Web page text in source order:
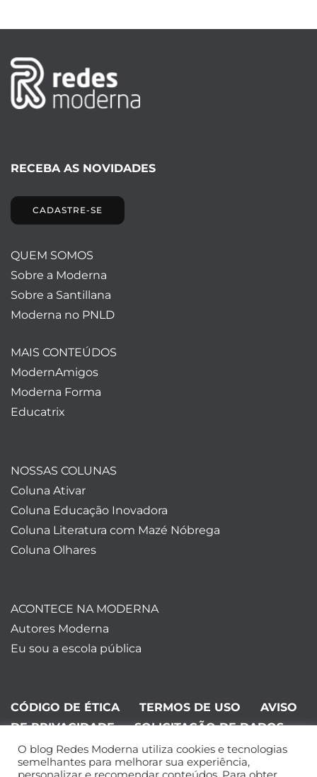
RECEBA AS NOVIDADES
CADASTRE-SE
QUEM SOMOS
Sobre a Moderna
Sobre a Santillana
Moderna no PNLD
MAIS CONTEÚDOS
ModernAmigos
Moderna Forma
Educatrix
NOSSAS COLUNAS
Coluna Ativar
Coluna Educação Inovadora
Coluna Literatura com Mazé Nóbrega
Coluna Olhares
ACONTECE NA MODERNA
Autores Moderna
Eu sou a escola pública
CÓDIGO DE ÉTICA TERMOS DE USO
AVISO
DE PRIVACIDADE
SOLICITAÇÃO DE DADOS
©Editora Moderna 2024. Todos os
O blog Redes Moderna utiliza cookies e tecnologias
semelhantes para melhorar sua experiência,